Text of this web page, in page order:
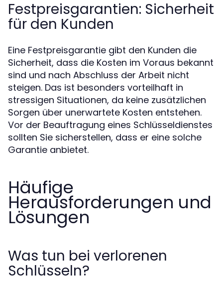
Festpreisgarantien: Sicherheit
für den Kunden
Eine Festpreisgarantie gibt den Kunden die
Sicherheit, dass die Kosten im Voraus bekannt
sind und nach Abschluss der Arbeit nicht
steigen. Das ist besonders vorteilhaft in
stressigen Situationen, da keine zusätzlichen
Sorgen über unerwartete Kosten entstehen.
Vor der Beauftragung eines Schlüsseldienstes
sollten Sie sicherstellen, dass er eine solche
Garantie anbietet.
Häufige
Herausforderungen und
Lösungen
Was tun bei verlorenen
Schlüsseln?